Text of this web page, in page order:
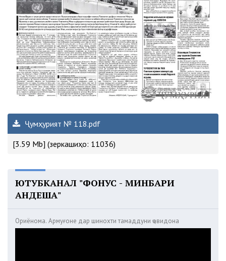
Ҷумҳурият № 118.pdf
[3.59 Mb] (зеркашиҳо: 11036)
ЮТУБКАНАЛ "ФОНУС - МИНБАРИ
АНДЕША"
Ориёнома. Армуғоне дар шинохти тамаддуни ҷовидона